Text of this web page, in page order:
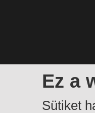
Ez a
Sütiket